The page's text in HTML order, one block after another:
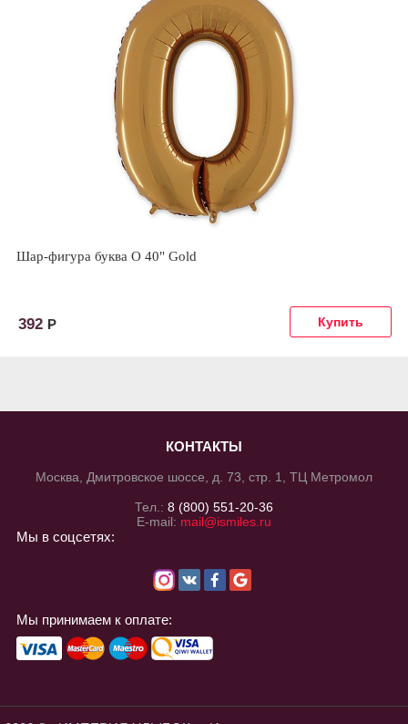
Шар-фигура буква О 40" Gold
392 Р
КОНТАКТЫ
Москва, Дмитровское шоссе, д. 73, стр. 1, ТЦ Метромол
Тел.: 8 (800) 551-20-36
E-mail: mail@ismiles.ru
Мы в соцсетях:
Мы принимаем к оплате: